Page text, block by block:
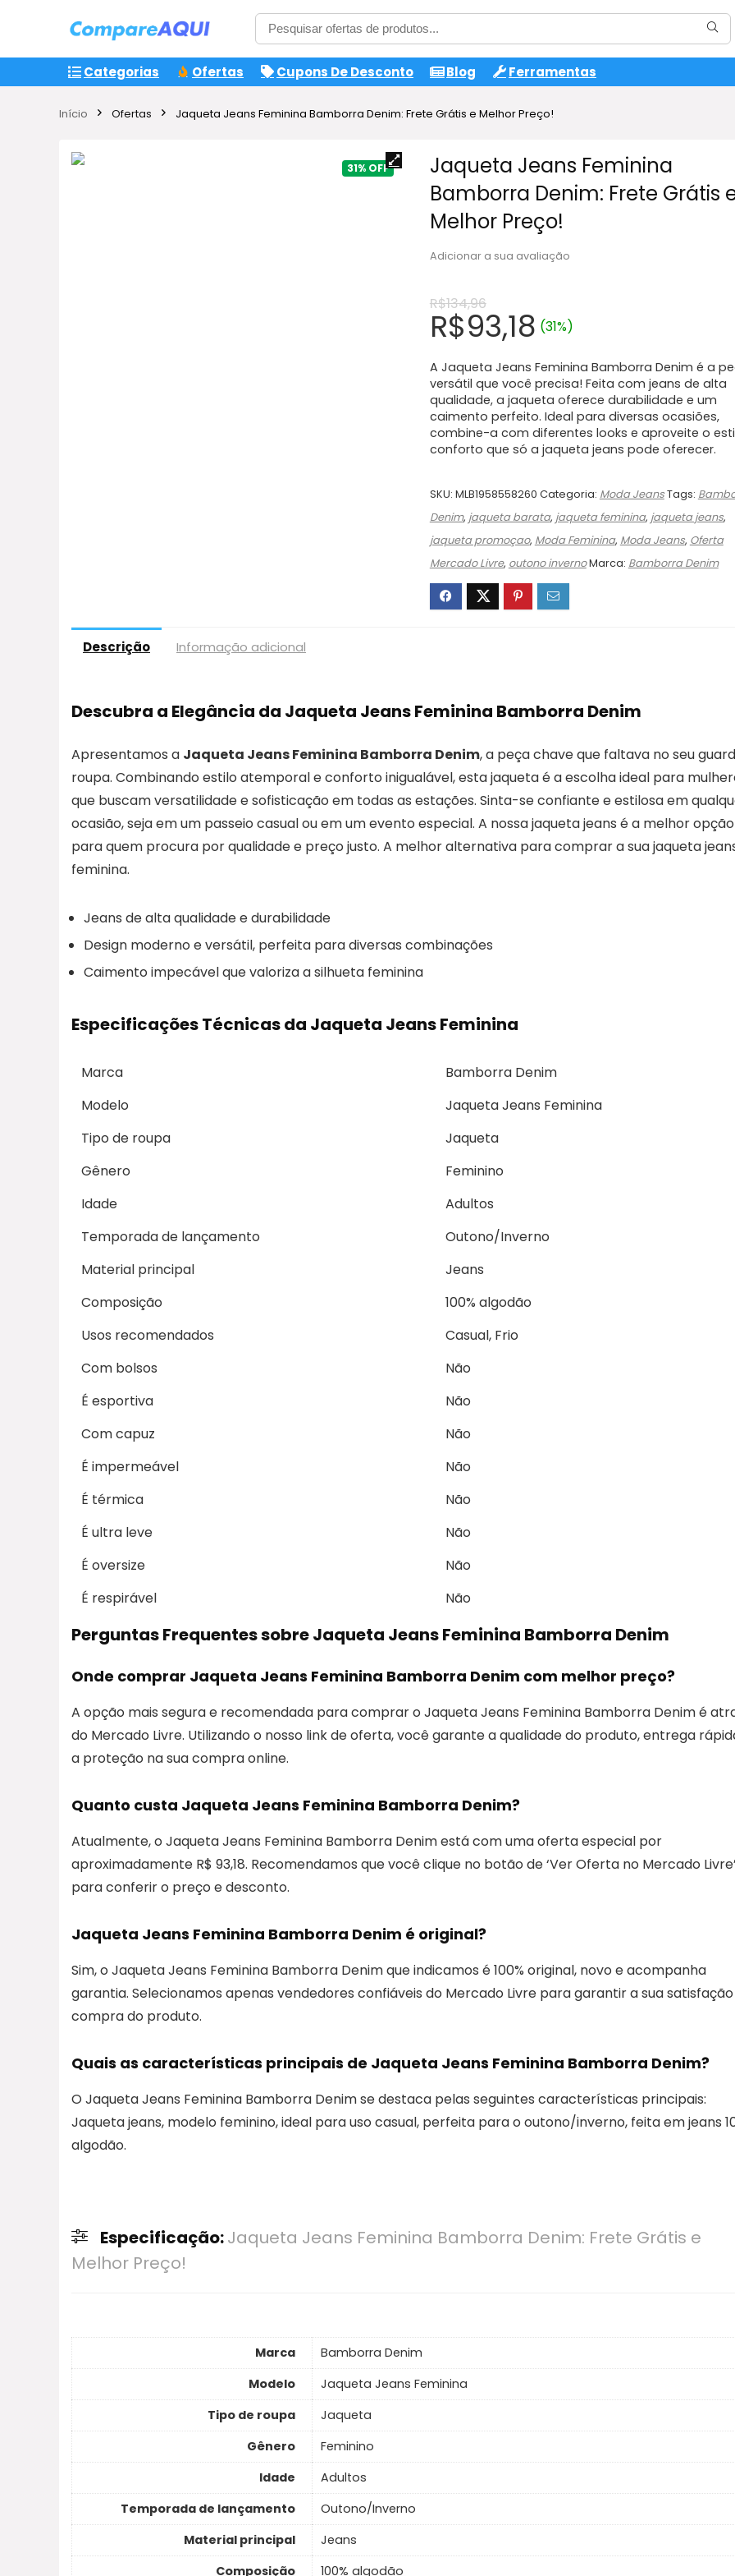
Categorias Ofertas Cupons De Desconto Blog Ferramentas
Início Ofertas Jaqueta Jeans Feminina Bamborra Denim: Frete Grátis e Melhor Preço!
31%
Jaqueta Jeans Feminina
Bamborra Denim: Frete Grátis
Melhor Preço!
Adicionar a sua avaliação
R$134,96
O
preço
original
era:
R$134,96.
R$93,18O
atual
é:
R$93,18.
(31%)
A Jaqueta Jeans Feminina Bamborra Denim é a
versátil que você precisa! Feita com jeans de alta
qualidade, a jaqueta oferece durabilidade e um
caimento perfeito. Ideal para diversas ocasiões,
combine-a com diferentes looks e aproveite o
conforto que só a jaqueta jeans pode oferecer.
SKU: MLB1958558260 Categoria: Moda JeansTags:
Denim, jaqueta barata, jaqueta feminina, jaqueta jeans,
jaqueta promoçao, Moda Feminina, Moda Jeans, Oferta
Mercado Livre, outono invernoMarca: Bamborra Denim
Descrição Informação adicional
Descubra a Elegância da Jaqueta Jeans Feminina Bamborra Denim
Apresentamos a Jaqueta Jeans Feminina Bamborra Denim, a peça chave que faltava no seu
roupa. Combinando estilo atemporal e conforto inigualável, esta jaqueta é a escolha ideal para
que buscam versatilidade e sofisticação em todas as estações. Sinta-se confiante e estilosa em
ocasião, seja em um passeio casual ou em um evento especial. A nossa jaqueta jeans é a melhor opção
para quem procura por qualidade e preço justo. A melhor alternativa para comprar a sua jaqueta
feminina.
Jeans de alta qualidade e durabilidade
Design moderno e versátil, perfeita para diversas combinações
Caimento impecável que valoriza a silhueta feminina
Especificações Técnicas da Jaqueta Jeans Feminina
Marca
Bamborra Denim
Modelo
Jaqueta Jeans Feminina
Tipo de roupa
Jaqueta
Gênero
Feminino
Idade
Adultos
Temporada de lançamento
Outono/Inverno
Material principal
Jeans
Composição
100% algodão
Usos recomendados
Casual, Frio
Com bolsos
Não
É esportiva
Não
Com capuz
Não
É impermeável
Não
É térmica
Não
É ultra leve
Não
É oversize
Não
É respirável
Não
Perguntas Frequentes sobre Jaqueta Jeans Feminina Bamborra Denim
Onde comprar Jaqueta Jeans Feminina Bamborra Denim com melhor preço?
A opção mais segura e recomendada para comprar o Jaqueta Jeans Feminina Bamborra Denim é
do Mercado Livre. Utilizando o nosso link de oferta, você garante a qualidade do produto, entrega
a proteção na sua compra online.
Quanto custa Jaqueta Jeans Feminina Bamborra Denim?
Atualmente, o Jaqueta Jeans Feminina Bamborra Denim está com uma oferta especial por
aproximadamente R$ 93,18. Recomendamos que você clique no botão de ‘Ver Oferta no Mercado Livre’
para conferir o preço e desconto.
Jaqueta Jeans Feminina Bamborra Denim é original?
Sim, o Jaqueta Jeans Feminina Bamborra Denim que indicamos é 100% original, novo e acompanha
garantia. Selecionamos apenas vendedores confiáveis do Mercado Livre para garantir a sua
compra do produto.
Quais as características principais de Jaqueta Jeans Feminina Bamborra Denim?
O Jaqueta Jeans Feminina Bamborra Denim se destaca pelas seguintes características principais:
Jaqueta jeans, modelo feminino, ideal para uso casual, perfeita para o outono/inverno, feita em jeans
algodão.
Especificação:Jaqueta Jeans Feminina Bamborra Denim: Frete Grátis e
Melhor Preço!
Marca
Bamborra Denim
Modelo
Jaqueta Jeans Feminina
Tipo de roupa
Jaqueta
Gênero
Feminino
Idade
Adultos
Temporada de lançamento
Outono/Inverno
Material principal
Jeans
Composição
100% algodão